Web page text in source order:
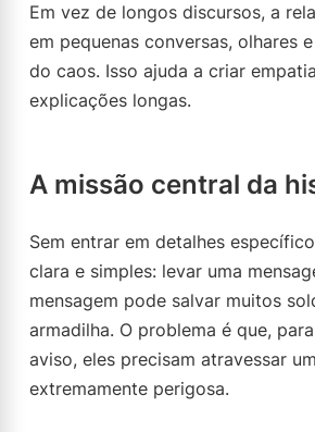
Em vez de longos discursos, a
em pequenas conversas, olhares
do caos. Isso ajuda a criar
explicações longas.
A missão central da
Sem entrar em detalhes
clara e simples: levar uma
mensagem pode salvar muitos
armadilha. O problema é que,
aviso, eles precisam atravessar
extremamente perigosa.